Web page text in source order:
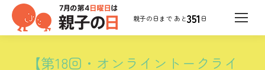
351 日
【第18回・オンライントークライ